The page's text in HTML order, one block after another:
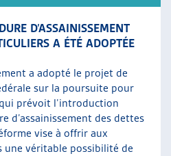
D’ASSAINISSEMENT
A ÉTÉ ADOPTÉE
a adopté le projet de
sur la poursuite pour
prévoit l’introduction
d’assainissement des dettes
vise à offrir aux
une véritable possibilité de